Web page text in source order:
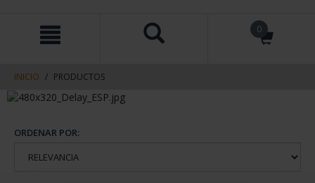
contenido
navegacin
0
INICIO PRODUCTOS
ORDENAR POR: